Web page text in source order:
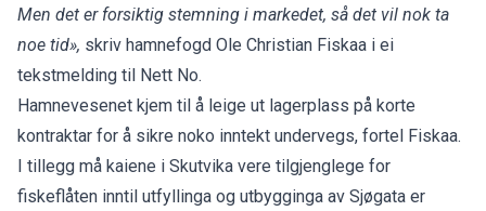
Men det er forsiktig stemning i markedet, så det vil nok ta
noe tid», skriv hamnefogd Ole Christian Fiskaa i ei
tekstmelding til Nett No.
Hamnevesenet kjem til å leige ut lagerplass på korte
kontraktar for å sikre noko inntekt undervegs, fortel Fiskaa.
I tillegg må kaiene i Skutvika vere tilgjenglege for
fiskeflåten inntil utfyllinga og utbygginga av Sjøgata er